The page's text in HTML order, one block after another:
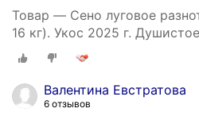
Товар — Сено луговое
16 кг). Укос 2025 г.
Натуральный корм и
Валентина Евстратова
6 отзывов